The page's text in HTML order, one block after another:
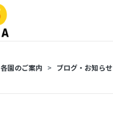
各園のご案内 ブログ・お知らせ